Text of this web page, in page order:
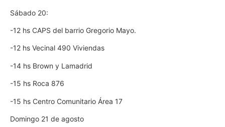
Sábado 20:
-12 hs CAPS del barrio Gregorio Mayo.
-12 hs Vecinal 490 Viviendas
-14 hs Brown y Lamadrid
-15 hs Roca 876
-15 hs Centro Comunitario Área 17
Domingo 21 de agosto